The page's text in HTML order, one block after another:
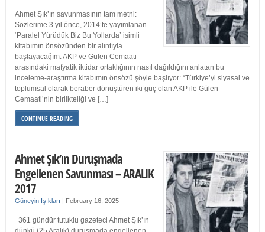
Ahmet Şık’ın savunmasının tam metni:
Sözlerime 3 yıl önce, 2014’te yayımlanan
‘Paralel Yürüdük Biz Bu Yollarda’ isimli
kitabımın önsözünden bir alıntıyla
başlayacağım. AKP ve Gülen Cemaati
arasındaki mafyatik iktidar ortaklığının nasıl dağıldığını anlatan bu
inceleme-araştırma kitabımın önsözü şöyle başlıyor: “Türkiye’yi siyasal ve
toplumsal olarak beraber dönüştüren iki güç olan AKP ile Gülen
Cemaati’nin birlikteliği ve […]
CONTINUE READING
Ahmet Şık’ın Duruşmada
Engellenen Savunması – ARALIK
2017
Güneyin Işıkları | February 16, 2025
361 gündür tutuklu gazeteci Ahmet Şık’ın